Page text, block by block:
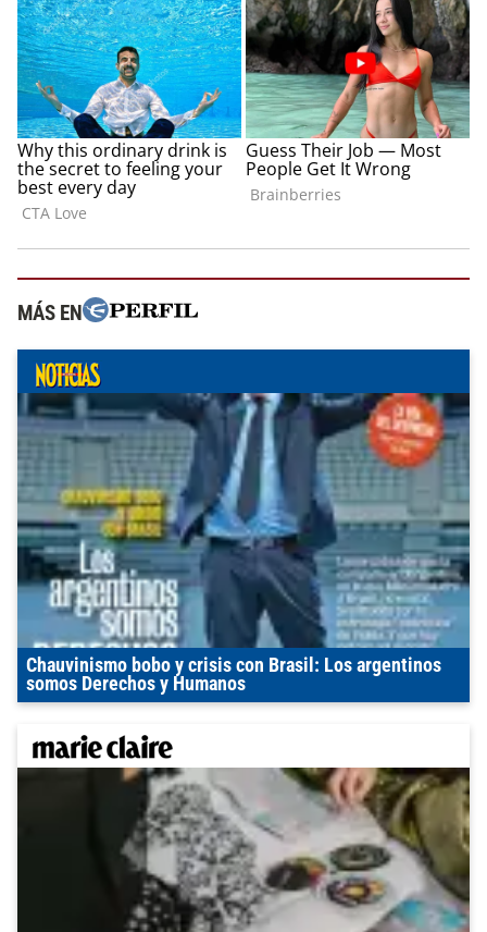
MÁS EN
Chauvinismo bobo y crisis con Brasil: Los argentinos
somos Derechos y Humanos